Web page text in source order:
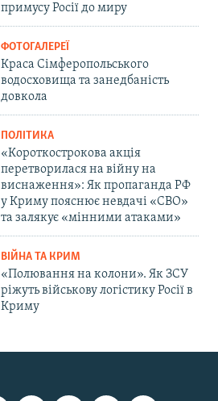
примусу Росії до миру
ФОТОГАЛЕРЕЇ
Краса Сімферопольського
водосховища та занедбаність
довкола
ПОЛІТИКА
«Короткострокова акція
перетворилася на війну на
виснаження»: Як пропаганда РФ
у Криму пояснює невдачі «СВО»
та залякує «мінними атаками»
ВІЙНА ТА КРИМ
«Полювання на колони». Як ЗСУ
ріжуть військову логістику Росії в
Криму